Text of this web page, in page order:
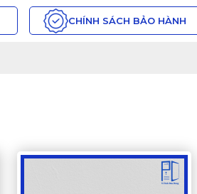
CHÍNH SÁCH BẢO HÀNH